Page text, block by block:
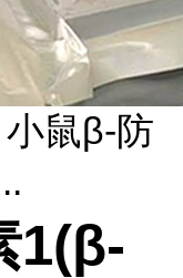
鼠β-防
1(β-